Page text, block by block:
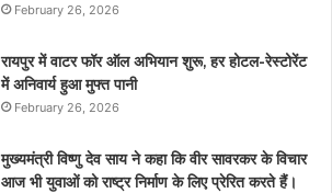
February 26, 2026
रायपुर में वाटर फॉर ऑल अभियान शुरू, हर होटल-रेस्टोरेंट
में अनिवार्य हुआ मुफ्त पानी
February 26, 2026
मुख्यमंत्री विष्णु देव साय ने कहा कि वीर सावरकर के विचार
आज भी युवाओं को राष्ट्र निर्माण के लिए प्रेरित करते हैं।